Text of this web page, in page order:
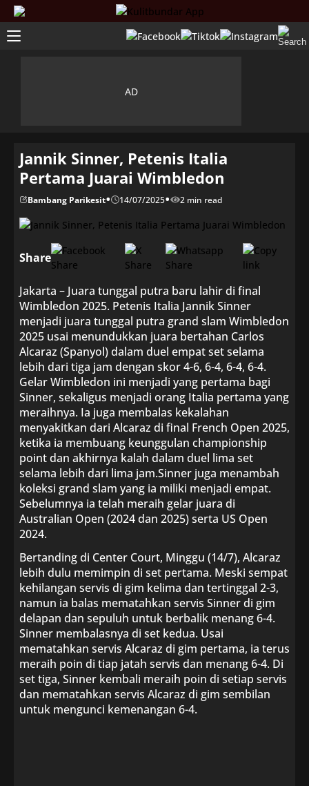
Jannik Sinner, Petenis Italia
Pertama Juarai Wimbledon
Bambang Parikesit• 14/07/2025• 2 min read
Share
Jakarta – Juara tunggal putra baru lahir di final
Wimbledon 2025. Petenis Italia Jannik Sinner
menjadi juara tunggal putra grand slam Wimbledon
2025 usai menundukkan juara bertahan Carlos
Alcaraz (Spanyol) dalam duel empat set selama
lebih dari tiga jam dengan skor 4-6, 6-4, 6-4, 6-4.
Gelar Wimbledon ini menjadi yang pertama bagi
Sinner, sekaligus menjadi orang Italia pertama yang
meraihnya. Ia juga membalas kekalahan
menyakitkan dari Alcaraz di final French Open 2025,
ketika ia membuang keunggulan championship
point dan akhirnya kalah dalam duel lima set
selama lebih dari lima jam.Sinner juga menambah
koleksi grand slam yang ia miliki menjadi empat.
Sebelumnya ia telah meraih gelar juara di
Australian Open (2024 dan 2025) serta US Open
2024.
Bertanding di Center Court, Minggu (14/7), Alcaraz
lebih dulu memimpin di set pertama. Meski sempat
kehilangan servis di gim kelima dan tertinggal 2-3,
namun ia balas mematahkan servis Sinner di gim
delapan dan sepuluh untuk berbalik menang 6-4.
Sinner membalasnya di set kedua. Usai
mematahkan servis Alcaraz di gim pertama, ia terus
meraih poin di tiap jatah servis dan menang 6-4. Di
set tiga, Sinner kembali meraih poin di setiap servis
dan mematahkan servis Alcaraz di gim sembilan
untuk mengunci kemenangan 6-4.